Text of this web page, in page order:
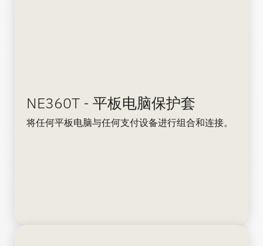
NE360T - 平板电脑保护套
将任何平板电脑与任何支付设备进行组合和连接。